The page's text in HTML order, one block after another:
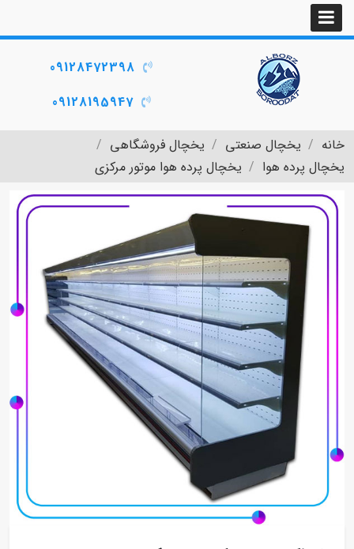
09128472398
09128195947
خانه یخچال صنعتی
یخچال فروشگاهی
یخچال پرده هوا
یخچال پرده هوا موتور مرکزی